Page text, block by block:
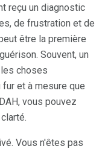
reçu un diagnostic
de frustration et de
être la première
Souvent, un
choses
et à mesure que
vous pouvez
Vous n'êtes pas